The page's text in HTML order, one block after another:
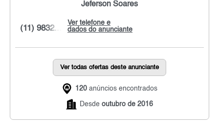
Jeferson Soares
Ver telefone e
dados do anunciante
(11) 9832...
Ver todas ofertas deste anunciante
120 anúncios encontrados
Desde outubro de 2016